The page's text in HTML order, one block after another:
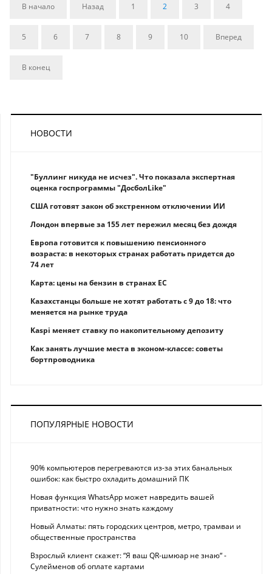
В начало Назад 1 2 3 4
5 6 7 8 9 10 Вперед
В конец
НОВОСТИ
"Буллинг никуда не исчез". Что показала экспертная
оценка госпрограммы "ДосболLike"
США готовят закон об экстренном отключении ИИ
Лондон впервые за 155 лет пережил месяц без дождя
Европа готовится к повышению пенсионного
возраста: в некоторых странах работать придется до
74 лет
Карта: цены на бензин в странах ЕС
Казахстанцы больше не хотят работать с 9 до 18: что
меняется на рынке труда
Kaspi меняет ставку по накопительному депозиту
Как занять лучшие места в эконом-классе: советы
бортпроводника
ПОПУЛЯРНЫЕ НОВОСТИ
90% компьютеров перегреваются из-за этих банальных
ошибок: как быстро охладить домашний ПК
Новая функция WhatsApp может навредить вашей
приватности: что нужно знать каждому
Новый Алматы: пять городских центров, метро, трамваи и
общественные пространства
Взрослый клиент скажет: “Я ваш QR-шмюар не знаю“ -
Сулейменов об оплате картами